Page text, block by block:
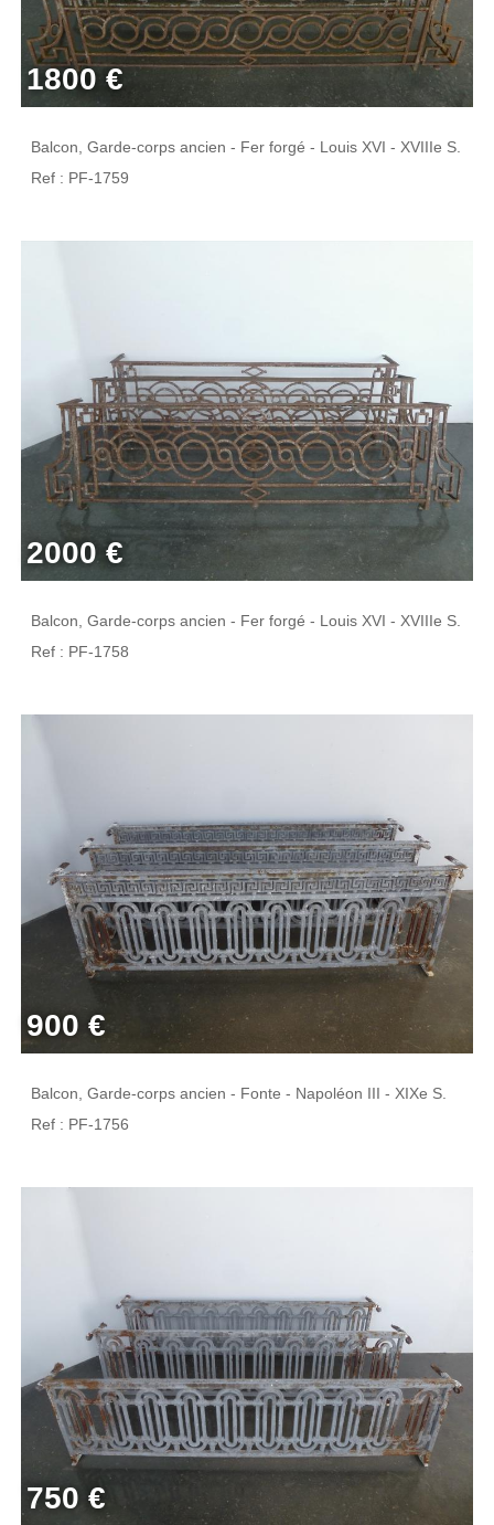
1800 €
Balcon, Garde-corps ancien - Fer forgé - Louis XVI - XVIIIe S.
Ref : PF-1759
2000 €
Balcon, Garde-corps ancien - Fer forgé - Louis XVI - XVIIIe S.
Ref : PF-1758
900 €
Balcon, Garde-corps ancien - Fonte - Napoléon III - XIXe S.
Ref : PF-1756
750 €